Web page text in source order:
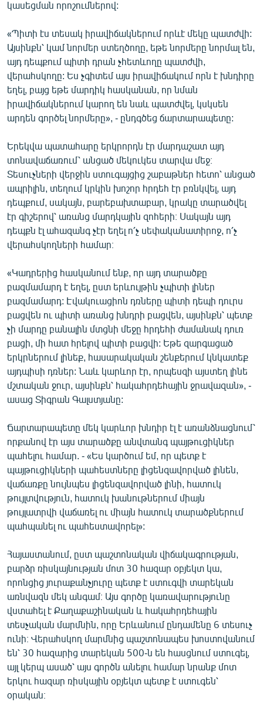
կասեցման որոշումներով:
«Պիտի էս տեսակ իրավիճակներում որևէ մեկը պատժվի:
Այսինքն՝ կամ նորմեր ստեղծողը, եթե նորմերը նորմալ են,
այդ դեպքում պիտի դրան չհետևողը պատժվի,
վերահսկողը: Ես չգիտեմ այս իրավիճակում որն է խնդիրը
եղել, բայց եթե մարդիկ հասկանան, որ նման
իրավիճակներում կարող են նաև պատժվել, կսկսեն
արդեն գործել նորմերը», - ընդգծեց ճարտարապետը:
Երեկվա պատահարը երկրորդն էր մարդաշատ այդ
տոնավաճառում՝ անցած մեկուկես տարվա մեջ։
Տեսուչների վերջին ստուգայցից շաբաթներ հետո՝ անցած
ապրիլին, տեղում կրկին խոշոր հրդեհ էր բռնկվել, այդ
դեպքում, սակայն, բարեբախտաբար, կրակը տարածվել
էր գիշերով՝ առանց մարդկային զոհերի։ Սակայն այդ
դեպքն էլ ահազանգ չէր եղել ո՛չ սեփականատիրոջ, ո՛չ
վերահսկողների համար։
«Կադրերից հասկանում ենք, որ այդ տարածքը
բազմամարդ է եղել, ըստ երևույթին չպիտի լիներ
բազմամարդ: Էվակուացիոն դռները պիտի դեպի դուրս
բացվեն ու պիտի առանց խնդրի բացվեն, այսինքն՝ պետք
չի մարդը բանալին մտցնի մեջը հրդեհի ժամանակ դուռ
բացի, մի հատ հրելով պիտի բացվի: Եթե զարգացած
երկրներում լինեք, հասարակական շենքերում կնկատեք
այդպիսի դռներ: Նաև կարևոր էր, որպեսզի այստեղ լինե
մշտական ջուր, այսինքն՝ հակահրդեհային ջրավազան», -
ասաց Տիգրան Գալստյանը:
Ճարտարապետը մեկ կարևոր խնդիր էլ է առանձնացնում՝
որքանով էր այս տարածքը անվտանգ պայթուցիկներ
պահելու համար. - «Ես կարծում եմ, որ պետք է
պայթուցիկների պահեստները լիցենզավորված լինեն,
վաճառքը նույնպես լիցենզավորված լինի, հատուկ
թույլտվություն, հատուկ խանութներում միայն
թույլատրվի վաճառել ու միայն հատուկ տարածքներում
պահպանել ու պահեստավորել»:
Հայաստանում, ըստ պաշտոնական վիճակագրության,
բարձր ռիսկայնության մոտ 30 հազար օբյեկտ կա,
որոնցից յուրաքանչյուրը պետք է ստուգվի տարեկան
առնվազն մեկ անգամ։ Այս գործը կառավարությունը
վստահել է Քաղաքաշինական և հակահրդեհային
տեսչական մարմնին, որը Երևանում ընդամենը 6 տեսուչ
ունի։ Վերահսկող մարմնից պաշտոնապես խոստովանում
են՝ 30 հազարից տարեկան 500-ն են հասցնում ստուգել,
այլ կերպ ասած՝ այս գործն անելու համար նրանք մոտ
երկու հազար ռիսկային օբյեկտ պետք է ստուգեն՝
օրական։